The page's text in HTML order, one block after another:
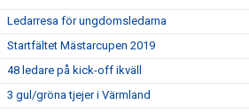
Ledarresa för ungdomsledarna
Startfältet Mästarcupen 2019
48 ledare på kick-off ikväll
3 gul/gröna tjejer i Värmland